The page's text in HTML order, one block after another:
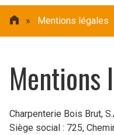
» Mentions légales
Mentions
Charpenterie Bois Brut,
Siège social : 725,